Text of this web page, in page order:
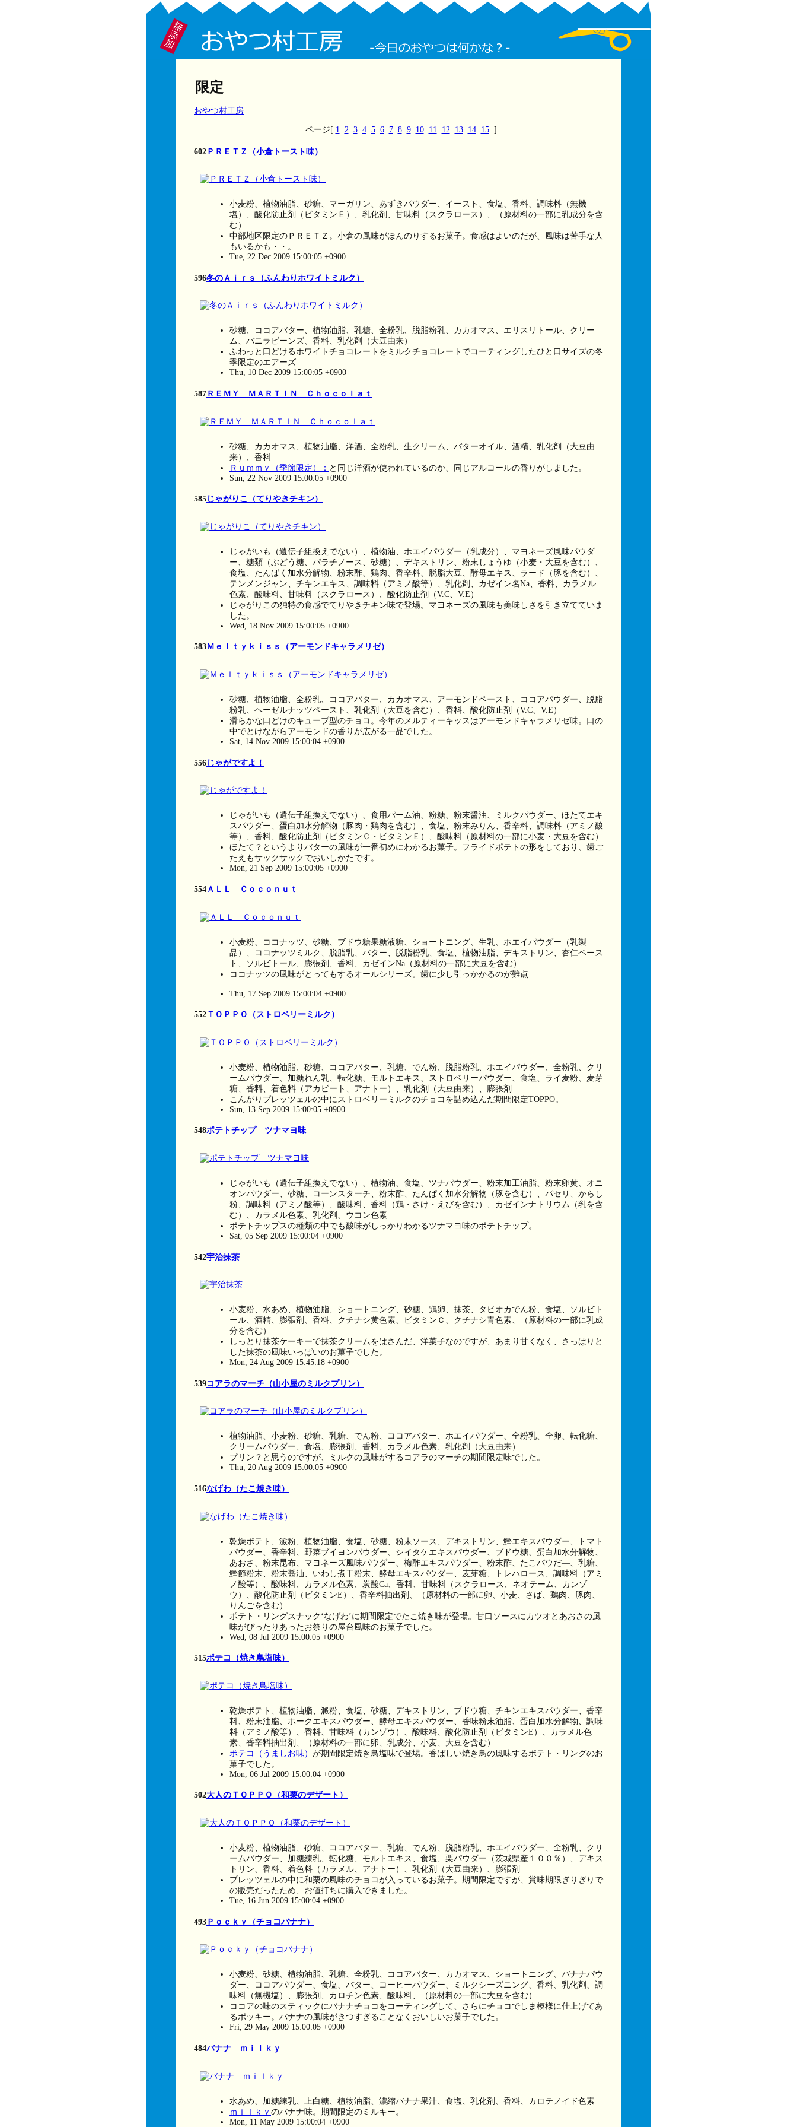
限定
おやつ村工房
ページ[ 1 2 3 4 5 6 7 8 9 10 11 12 13 14 15]
602 ＰＲＥＴＺ（小倉トースト味）
小麦粉、植物油脂、砂糖、マーガリン、あずきパウダー、イースト、食塩、香料、調味料（無機
塩）、酸化防止剤（ビタミンＥ）、乳化剤、甘味料（スクラロース）、（原材料の一部に乳成分を含
む）
中部地区限定のＰＲＥＴＺ。小倉の風味がほんのりするお菓子。食感はよいのだが、風味は苦手な人
もいるかも・・。
Tue, 22 Dec 2009 15:00:05 +0900
596冬のＡｉｒｓ（ふんわりホワイトミルク）
砂糖、ココアバター、植物油脂、乳糖、全粉乳、脱脂粉乳、カカオマス、エリスリトール、クリー
ム、バニラビーンズ、香料、乳化剤（大豆由来）
ふわっと口どけるホワイトチョコレートをミルクチョコレートでコーティングしたひと口サイズの冬
季限定のエアーズ
Thu, 10 Dec 2009 15:00:05 +0900
587 ＲＥＭＹ ＭＡＲＴＩＮ Ｃｈｏｃｏｌａｔ
砂糖、カカオマス、植物油脂、洋酒、全粉乳、生クリーム、バターオイル、酒精、乳化剤（大豆由
来）、香料
Ｒｕｍｍｙ（季節限定）： と同じ洋酒が使われているのか、同じアルコールの香りがしました。
Sun, 22 Nov 2009 15:00:05 +0900
585 じゃがりこ（てりやきチキン）
じゃがいも（遺伝子組換えでない）、植物油、ホエイパウダー（乳成分）、マヨネーズ風味パウダ
ー、糖類（ぶどう糖、パラチノース、砂糖）、デキストリン、粉末しょうゆ（小麦・大豆を含む）、
食塩、たんぱく加水分解物、粉末酢、鶏肉、香辛料、脱脂大豆、酵母エキス、ラード（豚を含む）、
テンメンジャン、チキンエキス、調味料（アミノ酸等）、乳化剤、カゼイン名Na、香料、カラメル
色素、酸味料、甘味料（スクラロース）、酸化防止剤（V.C、V.E）
じゃがりこの独特の食感でてりやきチキン味で登場。マヨネーズの風味も美味しさを引き立てていま
した。
Wed, 18 Nov 2009 15:00:05 +0900
583 Ｍｅｌｔｙｋｉｓｓ（アーモンドキャラメリゼ）
砂糖、植物油脂、全粉乳、ココアバター、カカオマス、アーモンドペースト、ココアパウダー、脱脂
粉乳、ヘーゼルナッツペースト、乳化剤（大豆を含む）、香料、酸化防止剤（V.C、V.E）
滑らかな口どけのキューブ型のチョコ。今年のメルティーキッスはアーモンドキャラメリゼ味。口の
中でとけながらアーモンドの香りが広がる一品でした。
Sat, 14 Nov 2009 15:00:04 +0900
556 じゃがですよ！
じゃがいも（遺伝子組換えでない）、食用パーム油、粉糖、粉末醤油、ミルクパウダー、ほたてエキ
スパウダー、蛋白加水分解物（豚肉・鶏肉を含む）、食塩、粉末みりん、香辛料、調味料（アミノ酸
等）、香料、酸化防止剤（ビタミンＣ・ビタミンＥ）、酸味料（原材料の一部に小麦・大豆を含む）
ほたて？というよりバターの風味が一番初めにわかるお菓子。フライドポテトの形をしており、歯ご
たえもサックサックでおいしかたです。
Mon, 21 Sep 2009 15:00:05 +0900
554 ＡＬＬ Ｃｏｃｏｎｕｔ
小麦粉、ココナッツ、砂糖、ブドウ糖果糖液糖、ショートニング、生乳、ホエイパウダー（乳製
品）、ココナッツミルク、脱脂乳、バター、脱脂粉乳、食塩、植物油脂、デキストリン、杏仁ペース
ト、ソルビトール、膨張剤、香料、カゼインNa（原材料の一部に大豆を含む）
ココナッツの風味がとってもするオールシリーズ。歯に少し引っかかるのが難点
Thu, 17 Sep 2009 15:00:04 +0900
552 ＴＯＰＰＯ（ストロベリーミルク）
小麦粉、植物油脂、砂糖、ココアバター、乳糖、でん粉、脱脂粉乳、ホエイパウダー、全粉乳、クリ
ームパウダー、加糖れん乳、転化糖、モルトエキス、ストロベリーパウダー、食塩、ライ麦粉、麦芽
糖、香料、着色料（アカビート、アナトー）、乳化剤（大豆由来）、膨張剤
こんがりプレッツェルの中にストロベリーミルクのチョコを詰め込んだ期間限定TOPPO。
Sun, 13 Sep 2009 15:00:05 +0900
548ポテトチップ ツナマヨ味
じゃがいも（遺伝子組換えでない）、植物油、食塩、ツナパウダー、粉末加工油脂、粉末卵黄、オニ
オンパウダー、砂糖、コーンスターチ、粉末酢、たんぱく加水分解物（豚を含む）、パセリ、からし
粉、調味料（アミノ酸等）、酸味料、香料（鶏・さけ・えびを含む）、カゼインナトリウム（乳を含
む）、カラメル色素、乳化剤、ウコン色素
ポテトチップスの種類の中でも酸味がしっかりわかるツナマヨ味のポテトチップ。
Sat, 05 Sep 2009 15:00:04 +0900
542宇治抹茶
小麦粉、水あめ、植物油脂、ショートニング、砂糖、鶏卵、抹茶、タピオカでん粉、食塩、ソルビト
ール、酒精、膨張剤、香料、クチナシ黄色素、ビタミンＣ、クチナシ青色素、（原材料の一部に乳成
分を含む）
しっとり抹茶ケーキーで抹茶クリームをはさんだ、洋菓子なのですが、あまり甘くなく、さっぱりと
した抹茶の風味いっぱいのお菓子でした。
Mon, 24 Aug 2009 15:45:18 +0900
539コアラのマーチ（山小屋のミルクプリン）
植物油脂、小麦粉、砂糖、乳糖、でん粉、ココアバター、ホエイパウダー、全粉乳、全卵、転化糖、
クリームパウダー、食塩、膨張剤、香料、カラメル色素、乳化剤（大豆由来）
プリン？と思うのですが、ミルクの風味がするコアラのマーチの期間限定味でした。
Thu, 20 Aug 2009 15:00:05 +0900
516なげわ（たこ焼き味）
乾燥ポテト、澱粉、植物油脂、食塩、砂糖、粉末ソース、デキストリン、鰹エキスパウダー、トマト
パウダー、香辛料、野菜ブイヨンパウダー、シイタケエキスパウダー、ブドウ糖、蛋白加水分解物、
あおさ、粉末昆布、マヨネーズ風味パウダー、梅酢エキスパウダー、粉末酢、たこパウだ―、乳糖、
鰹節粉末、粉末醤油、いわし煮干粉末、酵母エキスパウダー、麦芽糖、トレハロース、調味料（アミ
ノ酸等）、酸味料、カラメル色素、炭酸Ca、香料、甘味料（スクラロース、ネオテーム、カンゾ
ウ）、酸化防止剤（ビタミンE）、香辛料抽出剤、（原材料の一部に卵、小麦、さば、鶏肉、豚肉、
りんごを含む）
ポテト・リングスナック‘なげわ’に期間限定でたこ焼き味が登場。甘口ソースにカツオとあおさの風
味がぴったりあったお祭りの屋台風味のお菓子でした。
Wed, 08 Jul 2009 15:00:05 +0900
515ポテコ（焼き鳥塩味）
乾燥ポテト、植物油脂、澱粉、食塩、砂糖、デキストリン、ブドウ糖、チキンエキスパウダー、香辛
料、粉末油脂、ポークエキスパウダー、酵母エキスパウダー、香味粉末油脂、蛋白加水分解物、調味
料（アミノ酸等）、香料、甘味料（カンゾウ）、酸味料、酸化防止剤（ビタミンE）、カラメル色
素、香辛料抽出剤、（原材料の一部に卵、乳成分、小麦、大豆を含む）
ポテコ（うましお味） が期間限定焼き鳥塩味で登場。香ばしい焼き鳥の風味するポテト・リングのお
菓子でした。
Mon, 06 Jul 2009 15:00:04 +0900
502大人のＴＯＰＰＯ（和栗のデザート）
小麦粉、植物油脂、砂糖、ココアバター、乳糖、でん粉、脱脂粉乳、ホエイパウダー、全粉乳、クリ
ームパウダー、加糖練乳、転化糖、モルトエキス、食塩、栗パウダー（茨城県産１００％）、デキス
トリン、香料、着色料（カラメル、アナトー）、乳化剤（大豆由来）、膨張剤
プレッツェルの中に和栗の風味のチョコが入っているお菓子。期間限定ですが、賞味期限ぎりぎりで
の販売だったため、お値打ちに購入できました。
Tue, 16 Jun 2009 15:00:04 +0900
493 Ｐｏｃｋｙ（チョコバナナ）
小麦粉、砂糖、植物油脂、乳糖、全粉乳、ココアバター、カカオマス、ショートニング、バナナパウ
ダー、ココアパウダー、食塩、バター、コーヒーパウダー、ミルクシーズニング、香料、乳化剤、調
味料（無機塩）、膨張剤、カロチン色素、酸味料、（原材料の一部に大豆を含む）
ココアの味のスティックにバナナチョコをコーティングして、さらにチョコでしま模様に仕上げてあ
るポッキー。バナナの風味がきつすぎることなくおいしいお菓子でした。
Fri, 29 May 2009 15:00:05 +0900
484バナナ ｍｉｌｋｙ
水あめ、加糖練乳、上白糖、植物油脂、濃縮バナナ果汁、食塩、乳化剤、香料、カロテノイド色素
ｍｉｌｋｙ のバナナ味。期間限定のミルキー。
Mon, 11 May 2009 15:00:04 +0900